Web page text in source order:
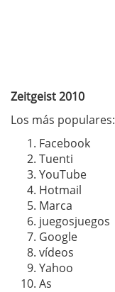
Zeitgeist 2010
Los más populares:
Facebook
Tuenti
YouTube
Hotmail
Marca
juegosjuegos
Google
vídeos
Yahoo
As